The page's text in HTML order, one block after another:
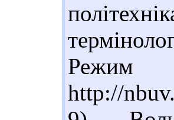
http://